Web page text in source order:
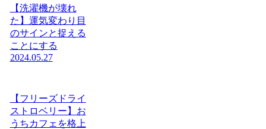
【洗濯機が壊れ
た】運気変わり目
のサインと捉える
ことにする
2024.05.27
【フリーズドライ
ストロベリー】お
うちカフェを格上